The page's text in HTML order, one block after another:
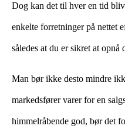
Dog kan det til hver en tid
enkelte forretninger på nettet
således at du er sikret at opnå
Man bør ikke desto mindre
markedsfører varer for en
himmelråbende god, bør det